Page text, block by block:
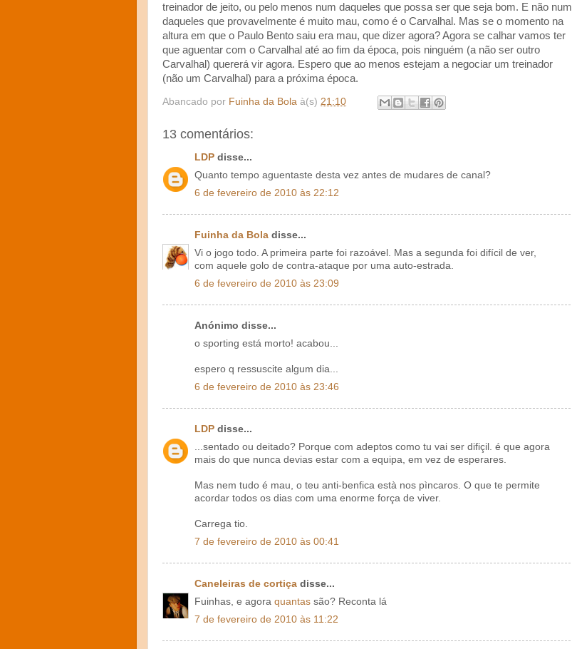
treinador de jeito, ou pelo menos num daqueles que possa ser que seja bom. E não num
daqueles que provavelmente é muito mau, como é o Carvalhal. Mas se o momento na
altura em que o Paulo Bento saiu era mau, que dizer agora? Agora se calhar vamos ter
que aguentar com o Carvalhal até ao fim da época, pois ninguém (a não ser outro
Carvalhal) quererá vir agora. Espero que ao menos estejam a negociar um treinador
(não um Carvalhal) para a próxima época.
Abancado por Fuinha da Bola à(s) 21:10
13 comentários:
LDP disse...
Quanto tempo aguentaste desta vez antes de mudares de canal?
6 de fevereiro de 2010 às 22:12
Fuinha da Bola disse...
Vi o jogo todo. A primeira parte foi razoável. Mas a segunda foi difícil de ver,
com aquele golo de contra-ataque por uma auto-estrada.
6 de fevereiro de 2010 às 23:09
Anónimo disse...
o sporting está morto! acabou...
espero q ressuscite algum dia...
6 de fevereiro de 2010 às 23:46
LDP disse...
...sentado ou deitado? Porque com adeptos como tu vai ser difiçil. é que agora
mais do que nunca devias estar com a equipa, em vez de esperares.
Mas nem tudo é mau, o teu anti-benfica està nos pìncaros. O que te permite
acordar todos os dias com uma enorme força de viver.
Carrega tio.
7 de fevereiro de 2010 às 00:41
Caneleiras de cortiça disse...
Fuinhas, e agora quantas são? Reconta lá
7 de fevereiro de 2010 às 11:22